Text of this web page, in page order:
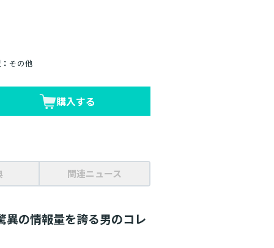
その他
購入する
関連ニュース
異の情報量を誇る男のコレ